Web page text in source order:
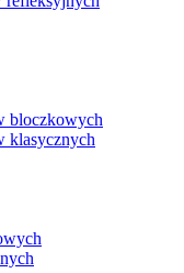
bloczkowych
klasycznych